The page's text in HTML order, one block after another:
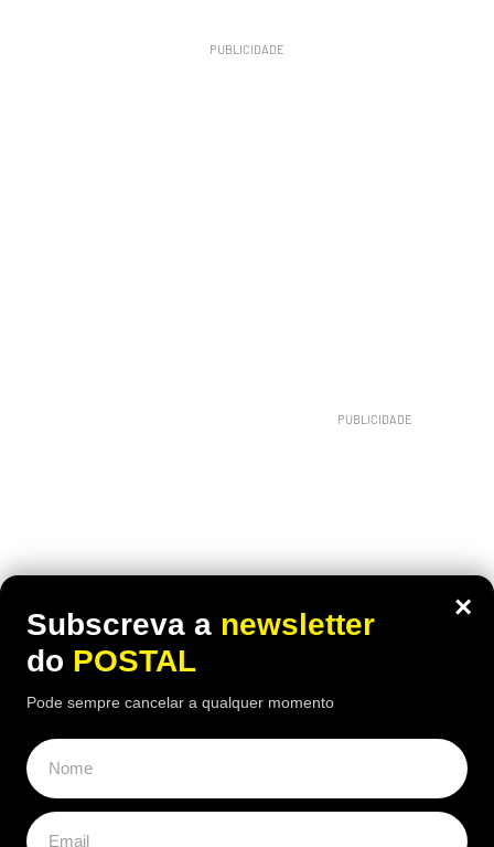
×
Subscreva a newsletter
do POSTAL
Pode sempre cancelar a qualquer momento